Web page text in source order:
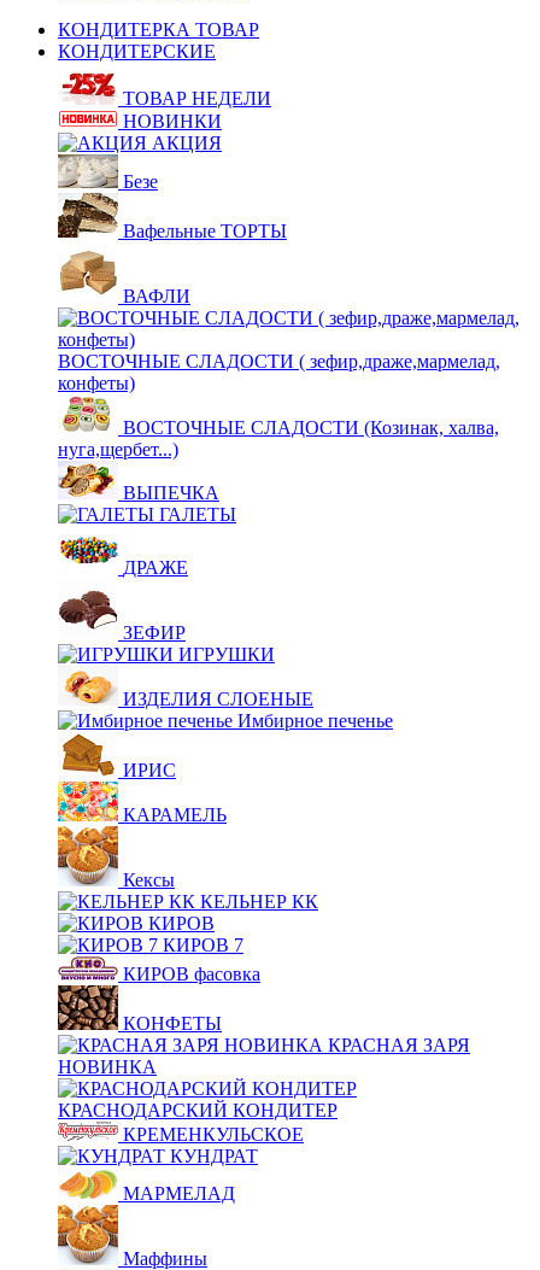
КОНДИТЕРКА ТОВАР
КОНДИТЕРСКИЕ
ТОВАР НЕДЕЛИ
НОВИНКИ
АКЦИЯ
Безе
Вафельные ТОРТЫ
ВАФЛИ
ВОСТОЧНЫЕ СЛАДОСТИ ( зефир,драже,мармелад,
конфеты)
ВОСТОЧНЫЕ СЛАДОСТИ (Козинак, халва,
нуга,щербет...)
ВЫПЕЧКА
ГАЛЕТЫ
ДРАЖЕ
ЗЕФИР
ИГРУШКИ
ИЗДЕЛИЯ СЛОЕНЫЕ
Имбирное печенье
ИРИС
КАРАМЕЛЬ
Кексы
КЕЛЬНЕР КК
КИРОВ
КИРОВ 7
КИРОВ фасовка
КОНФЕТЫ
КРАСНАЯ ЗАРЯ
НОВИНКА
КРАСНОДАРСКИЙ КОНДИТЕР
КРЕМЕНКУЛЬСКОЕ
КУНДРАТ
МАРМЕЛАД
Маффины